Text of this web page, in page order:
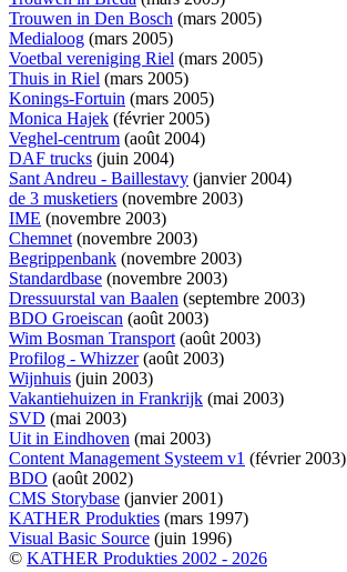
Trouwen in Den Bosch (mars 2005)
Medialoog (mars 2005)
Voetbal vereniging Riel (mars 2005)
Thuis in Riel (mars 2005)
Konings-Fortuin (mars 2005)
Monica Hajek (février 2005)
Veghel-centrum (août 2004)
DAF trucks (juin 2004)
Sant Andreu - Baillestavy (janvier 2004)
de 3 musketiers (novembre 2003)
IME (novembre 2003)
Chemnet(novembre 2003)
Begrippenbank (novembre 2003)
Standardbase (novembre 2003)
Dressuurstal van Baalen (septembre 2003)
BDO Groeiscan (août 2003)
Wim Bosman Transport(août 2003)
Profilog - Whizzer(août 2003)
Wijnhuis (juin 2003)
Vakantiehuizen in Frankrijk (mai 2003)
SVD (mai 2003)
Uit in Eindhoven (mai 2003)
Content Management Systeem v1 (février 2003)
BDO (août 2002)
CMS Storybase (janvier 2001)
KATHER Produkties (mars 1997)
Visual Basic Source (juin 1996)
© KATHER Produkties 2002 - 2026